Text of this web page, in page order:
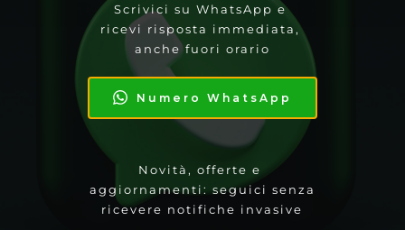
Scrivici su WhatsApp e
ricevi risposta immediata,
anche fuori orario
Numero WhatsApp
Novità, offerte e
aggiornamenti: seguici senza
ricevere notifiche invasive